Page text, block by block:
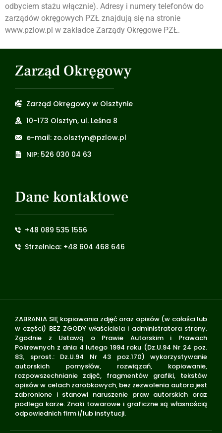
odbyciem stażu włącznie). Adresy i numery telefonów do
zarządów okręgowych PZŁ znajdują się na stronie
www.pzlow.pl w zakładce Zarządy Okręgowe PZŁ.
Zarząd Okręgowy
Zarząd Okręgowy w Olsztynie
10-173 Olsztyn, ul. Leśna 8
e-mail: zo.olsztyn@pzlow.pl
NIP: 526 030 04 63
Dane kontaktowe
+48 089 535 1556
Strzelnica: +48 604 468 646
ZABRANIA SIĘ kopiowania zdjęć oraz opisów (w całości lub
w części) BEZ ZGODY właściciela i administratora strony.
Zgodnie z Ustawą o Prawie Autorskim i Prawach
Pokrewnych z dnia 4 lutego 1994 roku (Dz.U.94 Nr 24 poz.
83, sprost.: Dz.U.94 Nr 43 poz.170) wykorzystywanie
autorskich pomysłów, rozwiązań, kopiowanie,
rozpowszechnianie zdjęć, fragmentów grafiki, tekstów
opisów w celach zarobkowych, bez zezwolenia autora jest
zabronione i stanowi naruszenie praw autorskich oraz
podlega karze. Znaki towarowe i graficzne są własnością
odpowiednich firm i/lub instytucji.